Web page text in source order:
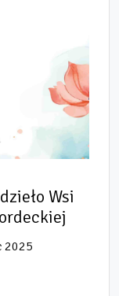
Wsi
2025